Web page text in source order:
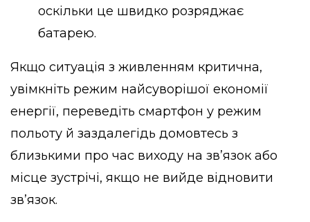
оскільки це швидко розряджає
батарею.
Якщо ситуація з живленням критична,
увімкніть режим найсуворішої економії
енергії, переведіть смартфон у режим
польоту й заздалегідь домовтесь з
близькими про час виходу на зв’язок або
місце зустрічі, якщо не вийде відновити
зв’язок.